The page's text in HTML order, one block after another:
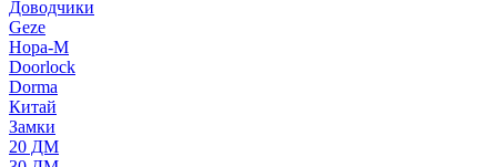
Доводчики
Geze
Нора-М
Doorlock
Dorma
Китай
Замки
20 ДМ